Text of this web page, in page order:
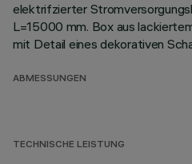
elektrifzierter
L=15000 mm. Box aus
mit Detail eines dekorativen
ABMESSUNGEN
TECHNISCHE LEISTUNG